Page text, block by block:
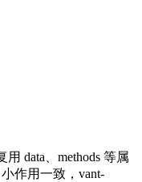
data、methods 等属
作用一致，vant-